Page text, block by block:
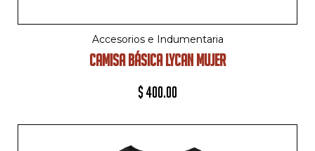
Accesorios e Indumentaria
CAMISA BÁSICA LYCAN MUJER
$400.00